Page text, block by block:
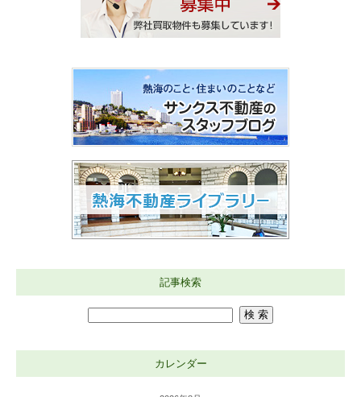
記事検索
カレンダー